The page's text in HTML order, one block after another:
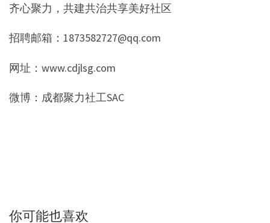
齐心聚力，共建共治共享美好社区
招聘邮箱：1873582727@qq.com
网址：www.cdjlsg.com
微博：成都聚力社工SAC
你可能也喜欢